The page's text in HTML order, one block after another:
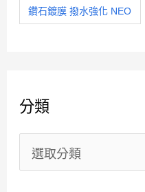
鑽石鍍膜 撥水強化 NEO
分類